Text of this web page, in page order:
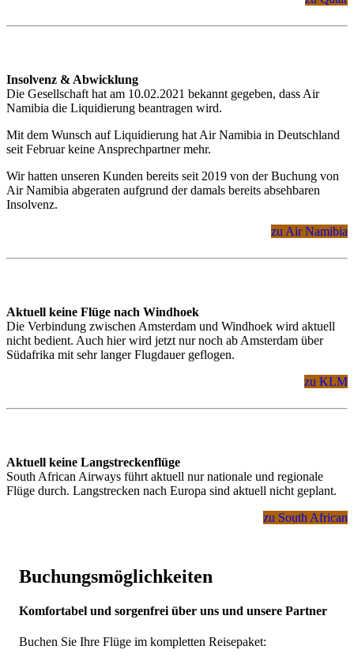
Insolvenz & Abwicklung
Die Gesellschaft hat am 10.02.2021 bekannt gegeben, dass Air
Namibia die Liquidierung beantragen wird.
Mit dem Wunsch auf Liquidierung hat Air Namibia in Deutschland
seit Februar keine Ansprechpartner mehr.
Wir hatten unseren Kunden bereits seit 2019 von der Buchung von
Air Namibia abgeraten aufgrund der damals bereits absehbaren
Insolvenz.
zu Air Namibia
Aktuell keine Flüge nach Windhoek
Die Verbindung zwischen Amsterdam und Windhoek wird aktuell
nicht bedient. Auch hier wird jetzt nur noch ab Amsterdam über
Südafrika mit sehr langer Flugdauer geflogen.
zu KLM
Aktuell keine Langstreckenflüge
South African Airways führt aktuell nur nationale und regionale
Flüge durch. Langstrecken nach Europa sind aktuell nicht geplant.
zu South African
Buchungsmöglichkeiten
Komfortabel und sorgenfrei über uns und unsere Partner
Buchen Sie Ihre Flüge im kompletten Reisepaket: